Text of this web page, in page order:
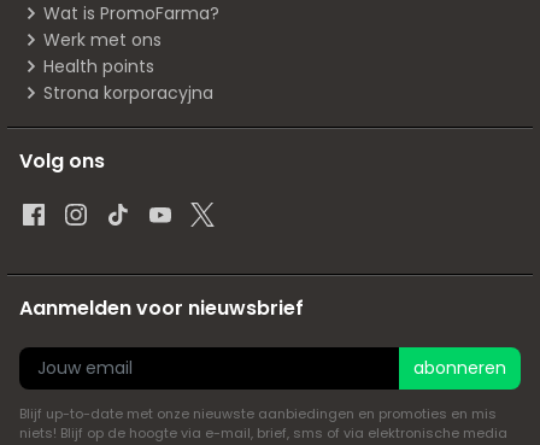
Wat is PromoFarma?
Werk met ons
Health points
Strona korporacyjna
Volg ons
Aanmelden voor nieuwsbrief
abonneren
Blijf up-to-date met onze nieuwste aanbiedingen en promoties en mis
niets! Blijf op de hoogte via e-mail, brief, sms of via elektronische media